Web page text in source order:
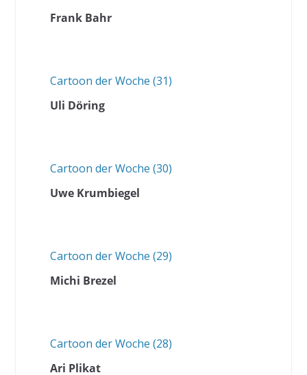
Frank Bahr
Cartoon der Woche (31)
Uli Döring
Cartoon der Woche (30)
Uwe Krumbiegel
Cartoon der Woche (29)
Michi Brezel
Cartoon der Woche (28)
Ari Plikat